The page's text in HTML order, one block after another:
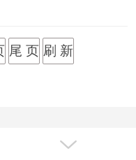
尾 页 刷 新